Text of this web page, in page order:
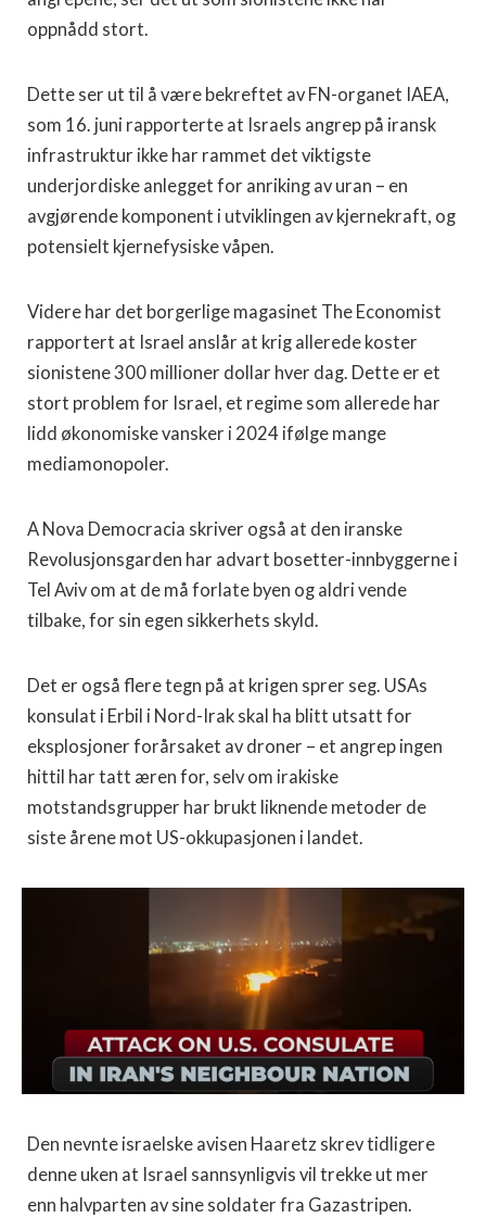
oppnådd stort.
Dette ser ut til å være bekreftet av FN-organet IAEA,
som 16. juni rapporterte at Israels angrep på iransk
infrastruktur ikke har rammet det viktigste
underjordiske anlegget for anriking av uran – en
avgjørende komponent i utviklingen av kjernekraft, og
potensielt kjernefysiske våpen.
Videre har det borgerlige magasinet The Economist
rapportert at Israel anslår at krig allerede koster
sionistene 300 millioner dollar hver dag. Dette er et
stort problem for Israel, et regime som allerede har
lidd økonomiske vansker i 2024 ifølge mange
mediamonopoler.
A Nova Democracia skriver også at den iranske
Revolusjonsgarden har advart bosetter-innbyggerne i
Tel Aviv om at de må forlate byen og aldri vende
tilbake, for sin egen sikkerhets skyld.
Det er også flere tegn på at krigen sprer seg. USAs
konsulat i Erbil i Nord-Irak skal ha blitt utsatt for
eksplosjoner forårsaket av droner – et angrep ingen
hittil har tatt æren for, selv om irakiske
motstandsgrupper har brukt liknende metoder de
siste årene mot US-okkupasjonen i landet.
Den nevnte israelske avisen Haaretz skrev tidligere
denne uken at Israel sannsynligvis vil trekke ut mer
enn halvparten av sine soldater fra Gazastripen.